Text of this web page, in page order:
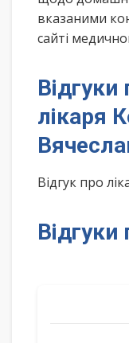
вказаними
сайті
Відгуки
лікаря
Відгук про
Відгуки